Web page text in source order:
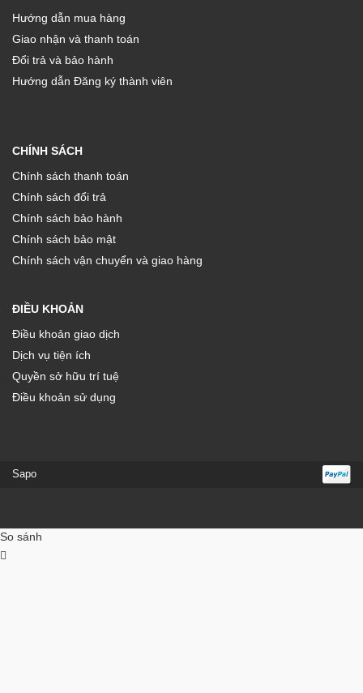
Hướng dẫn mua hàng
Giao nhận và thanh toán
Đổi trả và bảo hành
Hướng dẫn Đăng ký thành viên
CHÍNH SÁCH
Chính sách thanh toán
Chính sách đổi trả
Chính sách bảo hành
Chính sách bảo mật
Chính sách vận chuyển và giao hàng
ĐIỀU KHOẢN
Điều khoản giao dịch
Dịch vụ tiện ích
Quyền sở hữu trí tuệ
Điều khoản sử dụng
Sapo
So sánh